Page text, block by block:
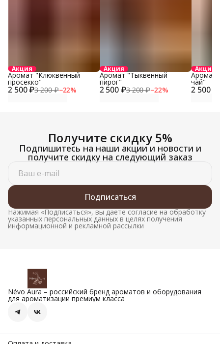
Акция
2 500 ₽3 200 ₽−22%
Аромат "Клюквенный
просекко"
Акция
2 500 ₽3 200 ₽−22%
Аромат "Тыквенный
пирог"
Акция
2 500 ₽
Аромат
чай"
Получите скидку 5%
Подпишитесь на наши акции и новости и
получите скидку на следующий заказ
Подписаться
Нажимая «Подписаться», вы даете согласие на обработку
указанных персональных данных в целях получения
информационной и рекламной рассылки
Névo Aura – российский бренд ароматов и оборудования
для ароматизации премиум класса